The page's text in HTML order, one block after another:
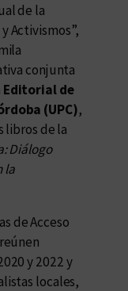
de la
Activismos”,
conjunta
Editorial de
(UPC),
libros de la
Diálogo
la
de Acceso
y 2022 y
locales,